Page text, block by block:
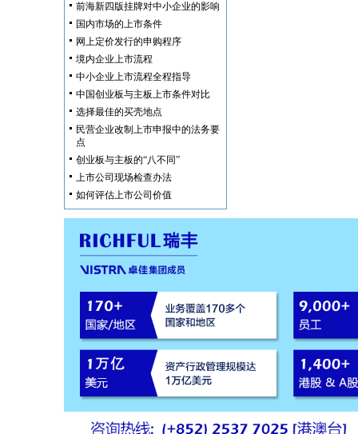
前海新四版挂牌对中小企业的影响
国内市场的上市条件
网上定价发行的申购程序
境内企业上市流程
中小企业上市流程全程指导
中国创业板与主板上市条件对比
选择最佳的买壳地点
民营企业改制上市申报中的法务要
点
创业板与主板的“八不同”
上市公司现场检查办法
如何评估上市公司价值